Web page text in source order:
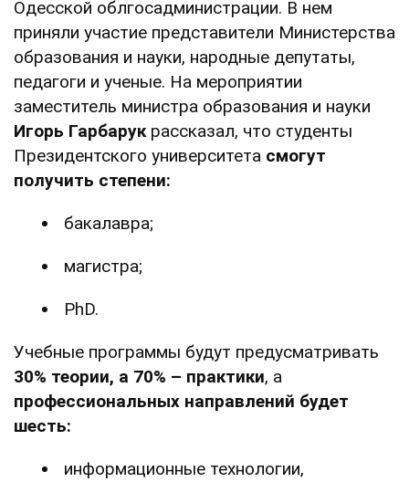
Одесской облгосадминистрации. В нем
приняли участие представители Министерства
образования и науки, народные депутаты,
педагоги и ученые. На мероприятии
заместитель министра образования и науки
Игорь Гарбарукрассказал, что студенты
Президентского университета смогут
получить степени:
бакалавра;
магистра;
PhD.
Учебные программы будут предусматривать
30% теории, а 70% – практики, а
профессиональных направлений будет
шесть:
информационные технологии,